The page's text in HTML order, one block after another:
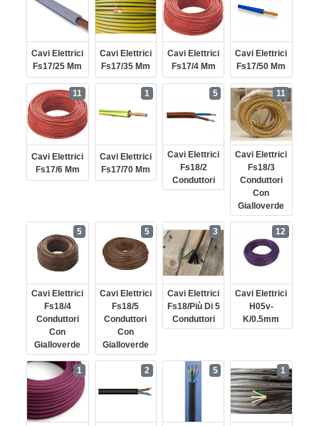
Cavi Elettrici
Fs17/25 Mm
Cavi Elettrici
Fs17/35 Mm
Cavi Elettrici
Fs17/4 Mm
Cavi Elettrici
Fs17/50 Mm
Cavi Elettrici
Fs17/6 Mm
11
Cavi Elettrici
Fs17/70 Mm
1
Cavi Elettrici
Fs18/2
Conduttori
5
Cavi Elettrici
Fs18/3
Conduttori
Con
Gialloverde
11
Cavi Elettrici
Fs18/4
Conduttori
Con
Gialloverde
5
Cavi Elettrici
Fs18/5
Conduttori
Con
Gialloverde
5
Cavi Elettrici
Fs18/più Di 5
Conduttori
3
Cavi Elettrici
H05v-
K/0.5mm
12
1 2 5 1